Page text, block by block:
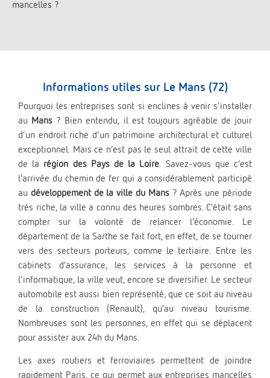
mancelles ?
Informations utiles sur Le Mans (72)
Pourquoi les entreprises sont si enclines à venir s’installer
au Mans ? Bien entendu, il est toujours agréable de jouir
d’un endroit riche d’un patrimoine architectural et culturel
exceptionnel. Mais ce n’est pas le seul attrait de cette ville
de la région des Pays de la Loire. Savez-vous que c’est
l’arrivée du chemin de fer qui a considérablement participé
au développement de la ville du Mans? Après une période
très riche, la ville a connu des heures sombres. C’était sans
compter sur la volonté de relancer l’économie. Le
département de la Sarthe se fait fort, en effet, de se tourner
vers des secteurs porteurs, comme le tertiaire. Entre les
cabinets d’assurance, les services à la personne et
l’informatique, la ville veut, encore se diversifier. Le secteur
automobile est aussi bien représenté, que ce soit au niveau
de la construction (Renault), qu’au niveau tourisme.
Nombreuses sont les personnes, en effet qui se déplacent
pour assister aux 24h du Mans.
Les axes routiers et ferroviaires permettent de joindre
rapidement Paris, ce qui permet aux entreprises mancelles